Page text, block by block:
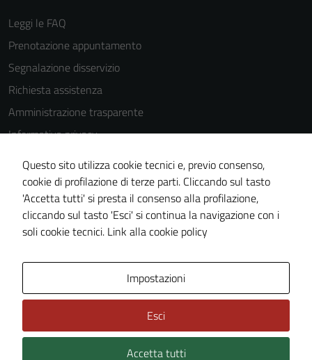
Leggi le FAQ
Prenotazione appuntamento
Segnalazione disservizio
Richiesta assistenza
Amministrazione trasparente
Informativa privacy
Cookie Policy
Note legali
Dichiarazione di accessibilità
Piano di miglioramento del sito
Technical Design s.r.l.
Questo sito utilizza cookie tecnici e, previo consenso,
cookie di profilazione di terze parti. Cliccando sul tasto
'Accetta tutti' si presta il consenso alla profilazione,
cliccando sul tasto 'Esci' si continua la navigazione con i
soli cookie tecnici. Link alla cookie policy
Impostazioni
Esci
Accetta tutti
del sito e non
possono
essere
disabilitati.
Questi cookie
non raccolgono
informazioni
personali.